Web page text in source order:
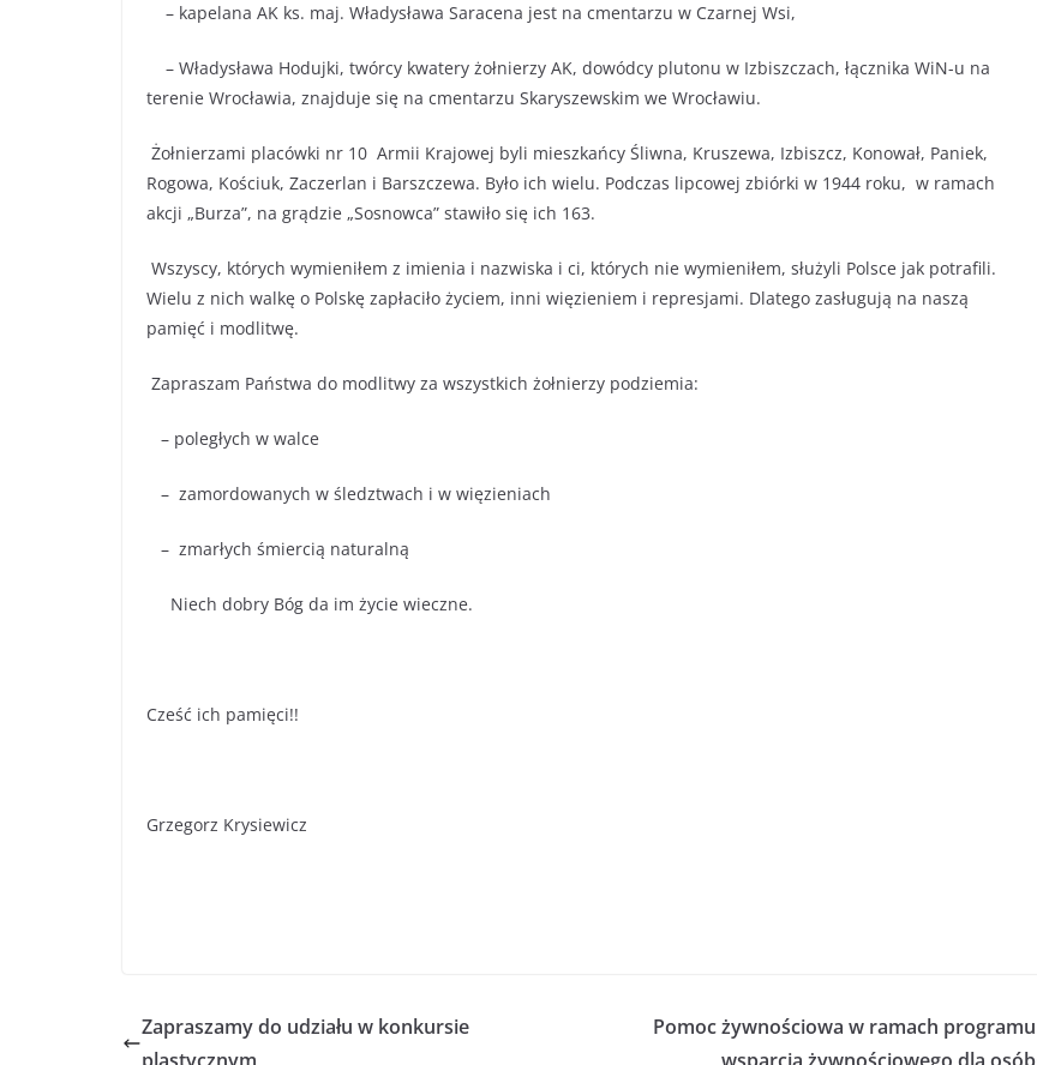
– kapelana AK ks. maj. Władysława Saracena jest na cmentarzu w Czarnej Wsi,
– Władysława Hodujki, twórcy kwatery żołnierzy AK, dowódcy plutonu w Izbiszczach, łącznika WiN-u na
terenie Wrocławia, znajduje się na cmentarzu Skaryszewskim we Wrocławiu.
Żołnierzami placówki nr 10 Armii Krajowej byli mieszkańcy Śliwna, Kruszewa, Izbiszcz, Konował, Paniek,
Rogowa, Kościuk, Zaczerlan i Barszczewa. Było ich wielu. Podczas lipcowej zbiórki w 1944 roku, w ramach
akcji „Burza”, na grądzie „Sosnowca” stawiło się ich 163.
Wszyscy, których wymieniłem z imienia i nazwiska i ci, których nie wymieniłem, służyli Polsce jak potrafili.
Wielu z nich walkę o Polskę zapłaciło życiem, inni więzieniem i represjami. Dlatego zasługują na naszą
pamięć i modlitwę.
Zapraszam Państwa do modlitwy za wszystkich żołnierzy podziemia:
– poległych w walce
– zamordowanych w śledztwach i w więzieniach
– zmarłych śmiercią naturalną
Niech dobry Bóg da im życie wieczne.
Cześć ich pamięci!!
Grzegorz Krysiewicz
Zapraszamy do udziału w konkursie
Pomoc żywnościowa w ramach programu